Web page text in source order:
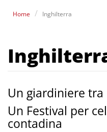
Home Inghilterra
Un giardiniere tra
Un Festival per
contadina